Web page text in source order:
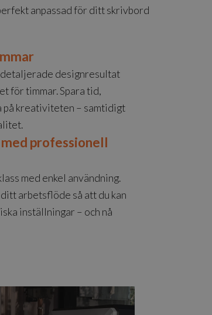
anpassad för ditt skrivbord
designresultat
för timmar. Spara tid,
på kreativiteten – samtidigt
professionell
med enkel användning.
arbetsflöde så att du kan
inställningar – och nå